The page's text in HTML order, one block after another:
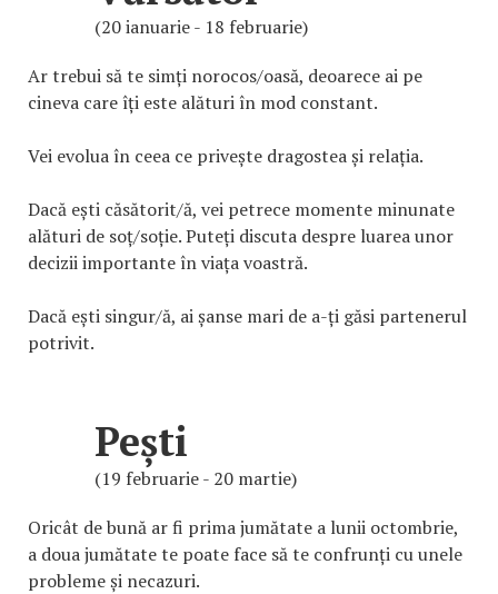
(20 ianuarie - 18 februarie)
Ar trebui să te simți norocos/oasă, deoarece ai pe
cineva care îți este alături în mod constant.
Vei evolua în ceea ce privește dragostea și relația.
Dacă ești căsătorit/ă, vei petrece momente minunate
alături de soț/soție. Puteți discuta despre luarea unor
decizii importante în viața voastră.
Dacă ești singur/ă, ai șanse mari de a-ți găsi partenerul
potrivit.
Pești
(19 februarie - 20 martie)
Oricât de bună ar fi prima jumătate a lunii octombrie,
a doua jumătate te poate face să te confrunți cu unele
probleme și necazuri.